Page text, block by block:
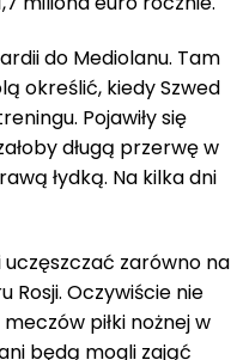
do Mediolanu. Tam
określić, kiedy Szwed
Pojawiły się
długą przerwę w
łydką. Na kilka dni
zarówno na
Rosji. Oczywiście nie
piłki nożnej w
będą mogli zająć